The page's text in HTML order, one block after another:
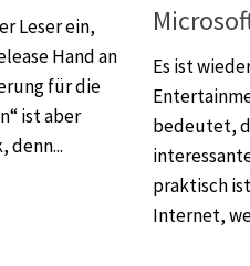
Leser ein,
Hand an
für die
ist aber
denn...
Es ist
bedeutet,
praktisch
Internet,